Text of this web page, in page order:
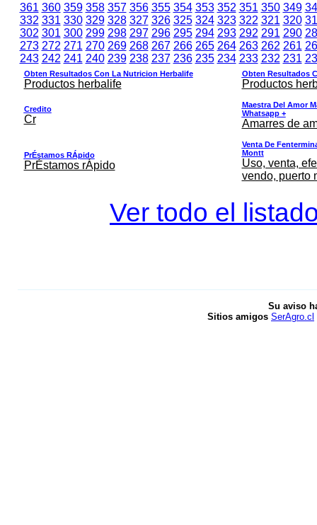
361 360 359 358 357 356 355 354 353 352 351 350 349
332 331 330 329 328 327 326 325 324 323 322 321 320
302 301 300 299 298 297 296 295 294 293 292 291 290
273 272 271 270 269 268 267 266 265 264 263 262 261
243 242 241 240 239 238 237 236 235 234 233 232 231
Obten Resultados Con La Nutricion Herbalife
Productos herbalife
Obten Resultados
Productos
Credito
Cr
Maestra Del Amor
Whatsapp +
Amarres de
PrÉstamos RÁpido
PrÉstamos rÁpido
Venta De
Montt
Uso, venta,
vendo, puerto
Ver todo el
Su aviso
Sitios amigos SerAgro.cl